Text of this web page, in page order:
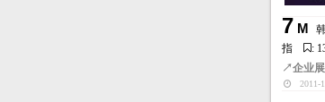
7 M
指
:
↗企业
2011-